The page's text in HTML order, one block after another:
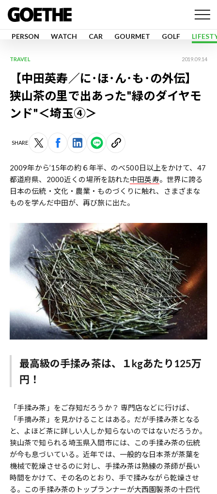
PERSON WATCH CAR GOURMET GOLF
TRAVEL 2019.09.14
【中田英寿／に･ほ･ん･も･の外伝】
狭山茶の里で出あった"緑のダイヤモ
ンド"＜埼玉④＞
SHARE
2009年から’15年の約６年半、のべ500日以上をかけて、47
都道府県、2000近くの場所を訪れた中田英寿。世界に誇る
日本の伝統・文化・農業・ものづくりに触れ、さまざまな
ものを学んだ中田が、再び旅に出た。
最高級の手揉み茶は、１kgあたり125万
円！
「手揉み茶」をご存知だろうか？ 専門店などに行けば、
「手摘み茶」を見かけることはある。だが手揉み茶となる
と、よほど茶に詳しい人しか知らないのではないだろうか。
狭山茶で知られる埼玉県入間市には、この手揉み茶の伝統
が今も息づいている。近年では、一般的な日本茶が茶葉を
機械で乾燥させるのに対し、手揉み茶は熟練の茶師が長い
時間をかけて、その名のとおり、手で揉みながら乾燥させ
る。この手揉み茶のトップランナーが大西園製茶の十四代